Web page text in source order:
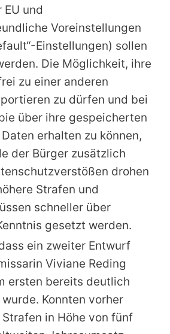
und
Voreinstellungen
Einstellungen) sollen
Die Möglichkeit, ihre
zu einer anderen
zu dürfen und bei
über ihre gespeicherten
erhalten zu können,
der Bürger zusätzlich
drohen
Strafen und
schneller über
gesetzt werden.
ein zweiter Entwurf
Viviane Reding
ersten bereits deutlich
Konnten vorher
in Höhe von fünf